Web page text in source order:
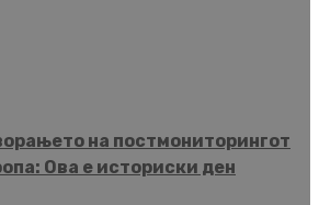
на постмониторингот
Ова е историски ден